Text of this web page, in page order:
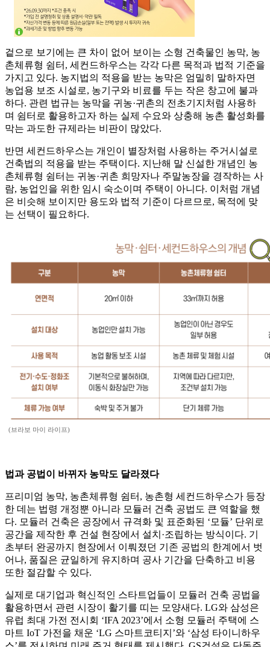
겉으로 보기에는 큰 차이 없어 보이는 소형 건축물인 농막, 농
촌체류형 쉼터, 세컨드하우스는 각각 다른 목적과 법적 기준을
가지고 있다. 농지법의 적용을 받는 농막은 엄밀히 말하자면
농업용 보조 시설로, 농기구와 비료를 두는 작은 창고에 불과
하다. 관련 법규는 농막을 귀농·귀촌의 전초기지처럼 사용하
며 쉼터로 활용하고자 하는 실제 수요와 상충해 농촌 활성화를
막는 과도한 규제라는 비판이 많았다.
반면 세컨드하우스는 개인이 별장처럼 사용하는 주거시설로
건축법의 적용을 받는 주택이다. 지난해 말 신설한 개념인 농
촌체류형 쉼터는 귀농·귀촌 희망자나 주말농장을 경작하는 사
람, 농업인을 위한 임시 숙소이며 주택이 아니다. 이처럼 개념
은 비슷해 보이지만 용도와 법적 기준이 다르므로, 목적에 맞
는 선택이 필요하다.
(브라보 마이 라이프)
법과 공법이 바뀌자 농막도 달라졌다
프리미엄 농막, 농촌체류형 쉼터, 농촌형 세컨드하우스가 등장
한 데는 법령 개정뿐 아니라 모듈러 건축 공법도 큰 역할을 했
다. 모듈러 건축은 공장에서 규격화 및 표준화된 ‘모듈’ 단위로
공간을 제작한 후 건설 현장에서 설치·조립하는 방식이다. 기
초부터 완공까지 현장에서 이뤄졌던 기존 공법의 한계에서 벗
어나, 품질은 균일하게 유지하며 공사 기간을 단축하고 비용
또한 절감할 수 있다.
실제로 대기업과 혁신적인 스타트업들이 모듈러 건축 공법을
활용하면서 관련 시장이 활기를 띠는 모양새다. LG와 삼성은
유럽 최대 가전 전시회 ‘IFA 2023’에서 소형 모듈러 주택에 스
마트 IoT 가전을 채운 ‘LG 스마트코티지’와 ‘삼성 타이니하우